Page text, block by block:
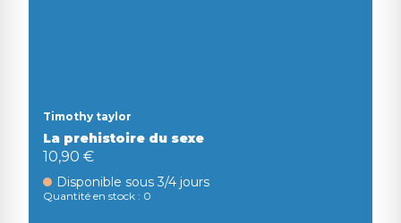
Timothy taylor
La prehistoire du sexe
10,90 €
Disponible sous 3/4 jours
Quantité en stock : 0